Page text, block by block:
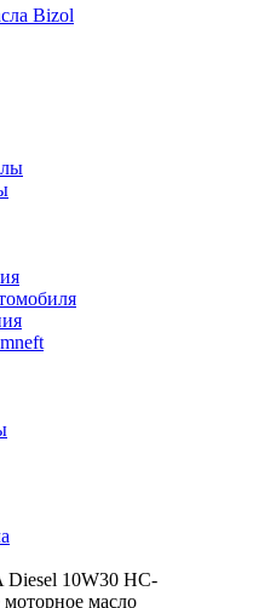
Bizol
Diesel 10W30 НС-
моторное масло